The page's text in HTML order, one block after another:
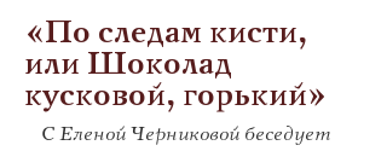
«По следам кисти,
или Шоколад
кусковой, горький»
С Еленой Черниковой беседует